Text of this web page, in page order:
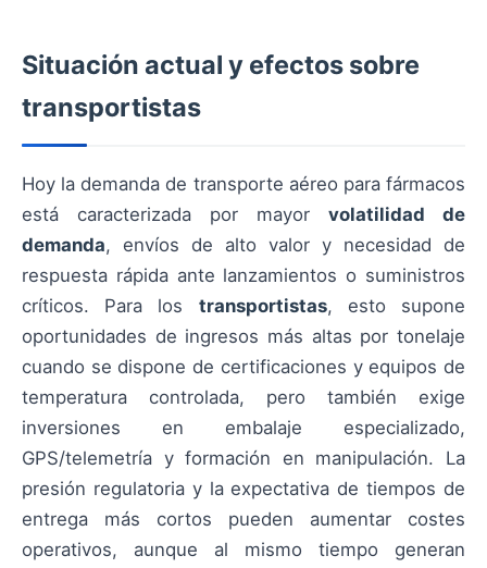
Situación actual y efectos sobre
transportistas
Hoy la demanda de transporte aéreo para fármacos
está caracterizada por mayor volatilidad de
demanda, envíos de alto valor y necesidad de
respuesta rápida ante lanzamientos o suministros
críticos. Para los transportistas, esto supone
oportunidades de ingresos más altas por tonelaje
cuando se dispone de certificaciones y equipos de
temperatura controlada, pero también exige
inversiones en embalaje especializado,
GPS/telemetría y formación en manipulación. La
presión regulatoria y la expectativa de tiempos de
entrega más cortos pueden aumentar costes
operativos, aunque al mismo tiempo generan